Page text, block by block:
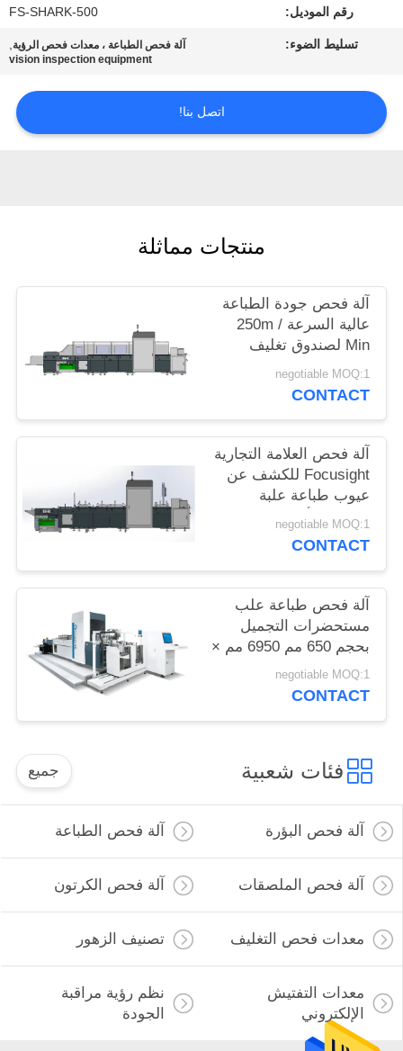
اطلب
اقتباس
POLICY
رقم الموديل: FS-SHARK-500
تسليط الضوء: آلة فحص الطباعة ، معدات فحص الرؤية,
vision inspection equipment
اتصل بنا!
منتجات مماثلة
آلة فحص جودة الطباعة
عالية السرعة 250m /
Min لصندوق تغليف
الويسكي
negotiable MOQ:1
CONTACT
آلة فحص العلامة التجارية
Focusight للكشف عن
عيوب طباعة علبة
معجون الأسنان
negotiable MOQ:1
CONTACT
آلة فحص طباعة علب
مستحضرات التجميل
بحجم 650 مم 6950 مم ×
3650 مم × 2200 مم
negotiable MOQ:1
CONTACT
فئات شعبية جميع
آلة فحص البؤرة آلة فحص الطباعة
آلة فحص الملصقات آلة فحص الكرتون
معدات فحص التغليف تصنيف الزهور
معدات التفتيش
الإلكتروني
نظم رؤية مراقبة
الجودة